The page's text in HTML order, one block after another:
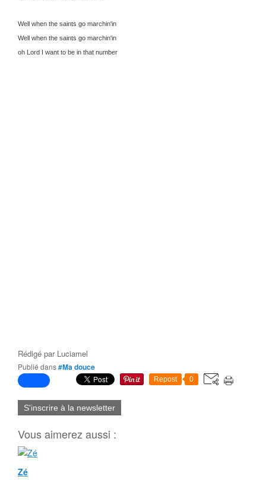
Well when the saints go marchin'in
Well when the saints go marchin'in
oh Lord I want to be in that number
Rédigé par Luciamel
Publié dans#Ma douce
Repost 0
S'inscrire à la newsletter
Vous aimerez aussi :
Zé